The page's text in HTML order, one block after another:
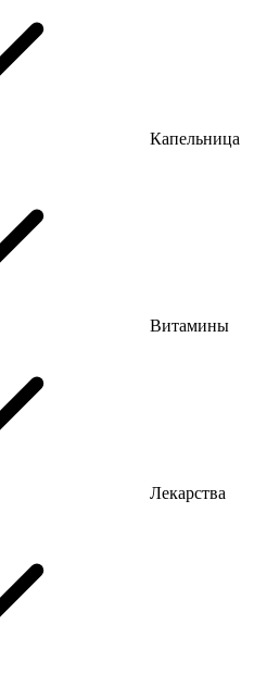
Капельница
Витамины
Лекарства